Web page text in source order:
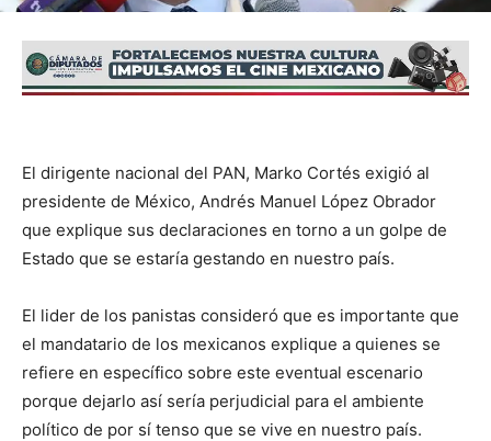
El dirigente nacional del PAN, Marko Cortés exigió al
presidente de México, Andrés Manuel López Obrador
que explique sus declaraciones en torno a un golpe de
Estado que se estaría gestando en nuestro país.
El lider de los panistas consideró que es importante que
el mandatario de los mexicanos explique a quienes se
refiere en específico sobre este eventual escenario
porque dejarlo así sería perjudicial para el ambiente
político de por sí tenso que se vive en nuestro país.